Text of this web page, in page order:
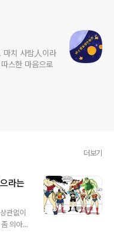
마치 사람人이라
스한 마음으로
더보기
라는
관없이
의아했